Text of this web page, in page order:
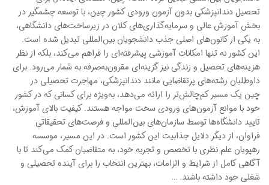
تحصیل دندانپزشکی بدون آزمون ورودی کشور چین، با توسعه چشمگیر در
بخش آموزش عالی و سرمایه‌گذاری‌های کلان در زیرساخت‌های دانشگاهی،
به یکی از کانون‌های اصلی جذب دانشجویان بین‌المللی تبدیل شده است.
این کشور نه تنها امکانات آموزشی پیشرفته‌ای را فراهم می‌کند، بلکه از نظر
هزینه‌های تحصیل و زندگی نیز گزینه‌ای مقرون‌به‌صرفه به شمار می‌رود. برای
داوطلبان رشته‌های پرتقاضایی مانند دندانپزشکی، مهاجرت تحصیلی در
چین یک مسیر کم‌چالش‌تر را ارائه می‌دهد، به‌ویژه برای کسانی که در کشور
خود با موانع آزمون‌های ورودی سخت مواجه هستند. کیفیت بالای آموزش،
تایید دانشگاه‌ها توسط سازمان‌های بین‌المللی و فرصت‌های تحقیقاتی
فراوان، از دیگر دلایل جذابیت این کشور است. در این مسیر، موسسه
رهپویان علم نظری با تخصص و تجربه خود، به متقاضیان کمک می‌کند تا با
آگاهی کامل از شرایط و الزامات، بهترین انتخاب را برای آینده تحصیلی و
شغلی خود داشته باشند. …